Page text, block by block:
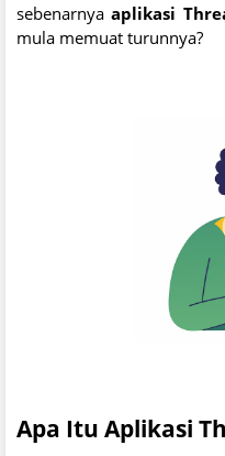
sebenarnyaaplikasi
mula memuat turunnya?
Apa Itu Aplikasi